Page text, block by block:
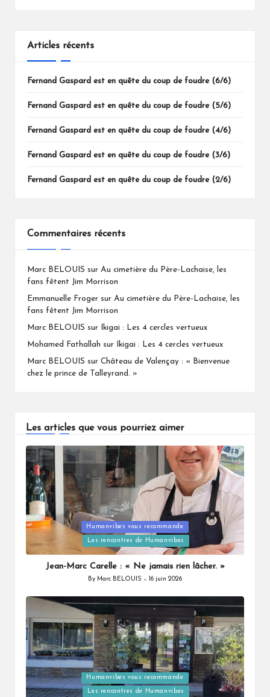
Articles récents
Fernand Gaspard est en quête du coup de foudre (6/6)
Fernand Gaspard est en quête du coup de foudre (5/6)
Fernand Gaspard est en quête du coup de foudre (4/6)
Fernand Gaspard est en quête du coup de foudre (3/6)
Fernand Gaspard est en quête du coup de foudre (2/6)
Commentaires récents
Marc BELOUIS sur Au cimetière du Père-Lachaise, les
fans fêtent Jim Morrison
Emmanuelle Froger sur Au cimetière du Père-Lachaise, les
fans fêtent Jim Morrison
Marc BELOUIS sur Ikigai : Les 4 cercles vertueux
Mohamed Fathallah sur Ikigai : Les 4 cercles vertueux
Marc BELOUIS sur Château de Valençay : « Bienvenue
chez le prince de Talleyrand. »
Les articles que vous pourriez aimer
Posted
Humanvibes vous recommande
Les rencontres de Humanvibes
Jean-Marc Carelle : « Ne jamais rien lâcher. »
Posted
By Marc BELOUIS 16 juin 2026
Posted
in
Humanvibes vous recommande
Les rencontres de Humanvibes